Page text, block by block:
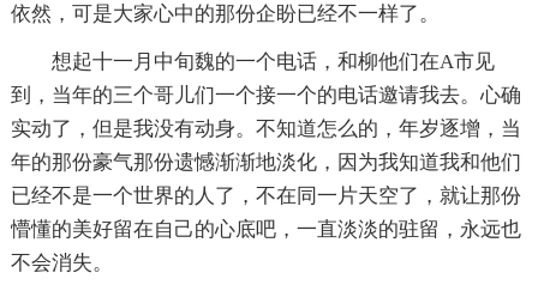
依然，可是大家心中的那份企盼已经不一样了。
想起十一月中旬魏的一个电话，和柳他们在A市见
到，当年的三个哥儿们一个接一个的电话邀请我去。心确
实动了，但是我没有动身。不知道怎么的，年岁逐增，当
年的那份豪气那份遗憾渐渐地淡化，因为我知道我和他们
已经不是一个世界的人了，不在同一片天空了，就让那份
懵懂的美好留在自己的心底吧，一直淡淡的驻留，永远也
不会消失。